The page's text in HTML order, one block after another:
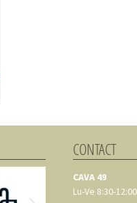
CONTACT
CAVA 49
Lu-Ve 8:30-12:00